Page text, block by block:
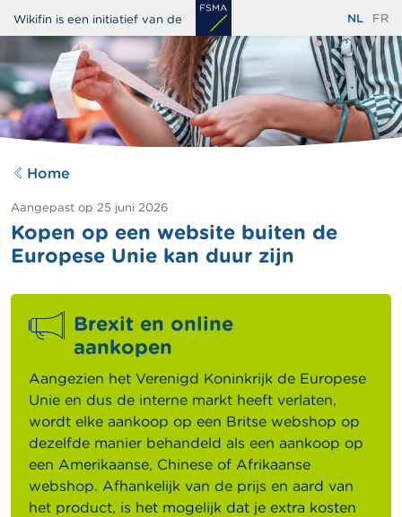
Overslaan
en
de
inhoud
gaan
Wikifin is een initiatief van de NL FR
Home
Aangepast op 25 juni 2026
Kopen op een website buiten de
Europese Unie kan duur zijn
Brexit en online
aankopen
Aangezien het Verenigd Koninkrijk de Europese
Unie en dus de interne markt heeft verlaten,
wordt elke aankoop op een Britse webshop op
dezelfde manier behandeld als een aankoop op
een Amerikaanse, Chinese of Afrikaanse
webshop. Afhankelijk van de prijs en aard van
het product, is het mogelijk dat je extra kosten